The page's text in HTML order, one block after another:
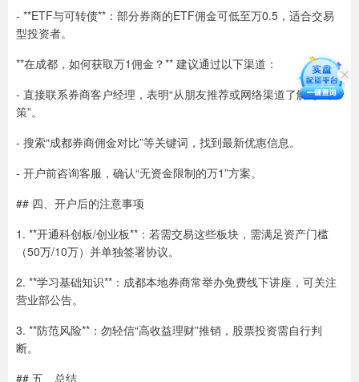
- **ETF与可转债**：部分券商的ETF佣金可低至万0.5，适合交易
型投资者。
**在成都，如何获取万1佣金？** 建议通过以下渠道：
- 直接联系券商客户经理，表明“从朋友推荐或网络渠道了解万1政
策”。
- 搜索“成都券商佣金对比”等关键词，找到最新优惠信息。
- 开户前咨询客服，确认“无资金限制的万1”方案。
## 四、开户后的注意事项
1. **开通科创板/创业板**：若需交易这些板块，需满足资产门槛
（50万/10万）并单独签署协议。
2. **学习基础知识**：成都本地券商常举办免费线下讲座，可关注
营业部公告。
3. **防范风险**：勿轻信“高收益理财”推销，股票投资需自行判
断。
## 五、总结